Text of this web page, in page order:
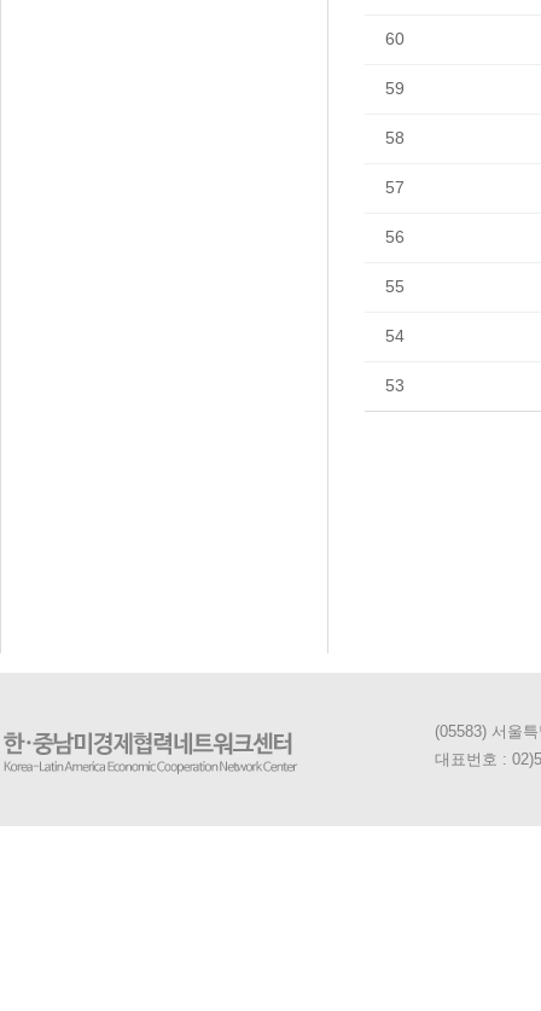
60
59
58
57
56
55
54
53
(05583) 서울
대표번호 :